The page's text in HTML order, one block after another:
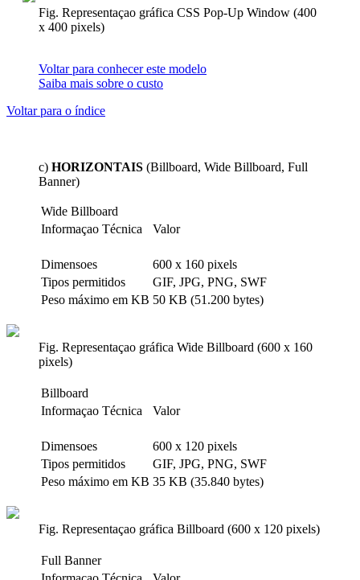
Fig. Representaçao gráfica CSS Pop-Up Window (400
x 400 pixels)
Voltar para conhecer este modelo
Saiba mais sobre o custo
Voltar para o índice
c) HORIZONTAIS (Billboard, Wide Billboard, Full
Banner)
Wide Billboard
Informaçao Técnica
Valor
Dimensoes
600 x 160 pixels
Tipos permitidos
GIF, JPG, PNG, SWF
Peso máximo em KB 50 KB (51.200 bytes)
Fig. Representaçao gráfica Wide Billboard (600 x 160
pixels)
Billboard
Informaçao Técnica
Valor
Dimensoes
600 x 120 pixels
Tipos permitidos
GIF, JPG, PNG, SWF
Peso máximo em KB 35 KB (35.840 bytes)
Fig. Representaçao gráfica Billboard (600 x 120 pixels)
Full Banner